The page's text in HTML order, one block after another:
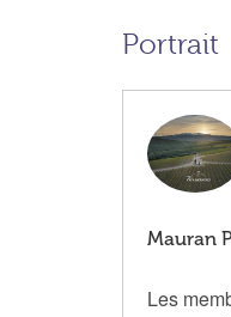
Portrait
Mauran
Les